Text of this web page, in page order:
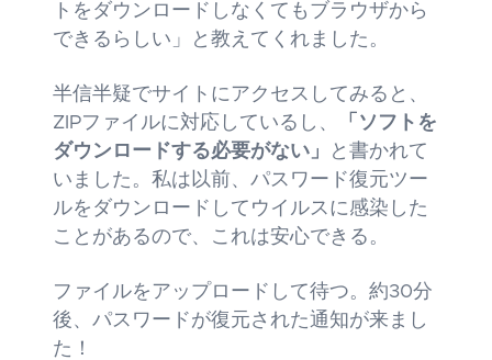
トをダウンロードしなくてもブラウザから
できるらしい」と教えてくれました。
半信半疑でサイトにアクセスしてみると、
ZIPファイルに対応しているし、
「ソフトを
ダウンロードする必要がない」
と書かれて
いました。私は以前、パスワード復元ツー
ルをダウンロードしてウイルスに感染した
ことがあるので、これは安心できる。
ファイルをアップロードして待つ。約30分
後、パスワードが復元された通知が来まし
た！